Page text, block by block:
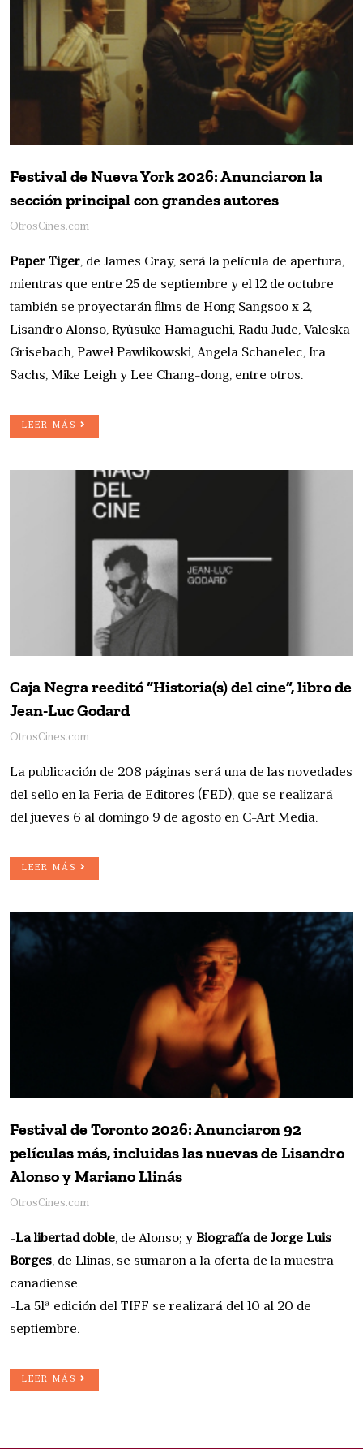
Festival de Nueva York 2026: Anunciaron la
sección principal con grandes autores
OtrosCines.com
Paper Tiger, de James Gray, será la película de apertura,
mientras que entre 25 de septiembre y el 12 de octubre
también se proyectarán films de Hong Sangsoo x 2,
Lisandro Alonso, Ryûsuke Hamaguchi, Radu Jude, Valeska
Grisebach, Paweł Pawlikowski, Angela Schanelec, Ira
Sachs, Mike Leigh y Lee Chang-dong, entre otros.
LEER MÁS
Caja Negra reeditó “Historia(s) del cine”, libro de
Jean-Luc Godard
OtrosCines.com
La publicación de 208 páginas será una de las novedades
del sello en la Feria de Editores (FED), que se realizará
del jueves 6 al domingo 9 de agosto en C-Art Media.
LEER MÁS
Festival de Toronto 2026: Anunciaron 92
películas más, incluidas las nuevas de Lisandro
Alonso y Mariano Llinás
OtrosCines.com
-La libertad doble, de Alonso; y Biografía de Jorge Luis
Borges, de Llinas, se sumaron a la oferta de la muestra
canadiense.
-La 51ª edición del TIFF se realizará del 10 al 20 de
septiembre.
LEER MÁS